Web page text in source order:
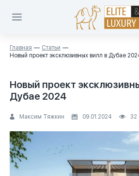
Главная
Статьи
Новый проект эксклюзивных вилл в Дубае
Новый проект
Дубае 2024
Максим Тяжкин 09.01.2024 32